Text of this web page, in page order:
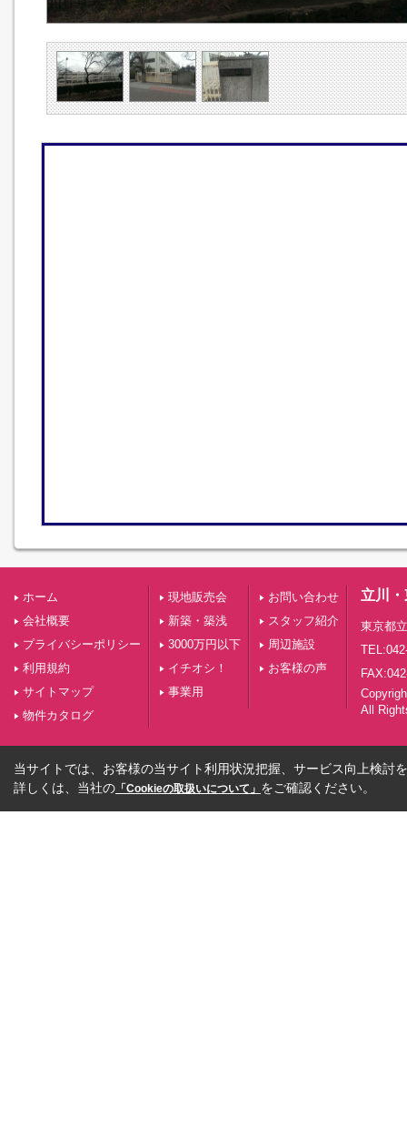
ホーム
会社概要
プライバシーポリシー
利用規約
サイトマップ
物件カタログ
現地販売会
新築・築浅
3000万円以下
イチオシ！
事業用
お問い合わせ
スタッフ紹介
周辺施設
お客様の声
立川
東京都
All
当サイトでは、お客様の当サイト利用状況把握、サービス向上検討
詳しくは、当社の 「Cookieの取扱いについて」 をご確認ください。